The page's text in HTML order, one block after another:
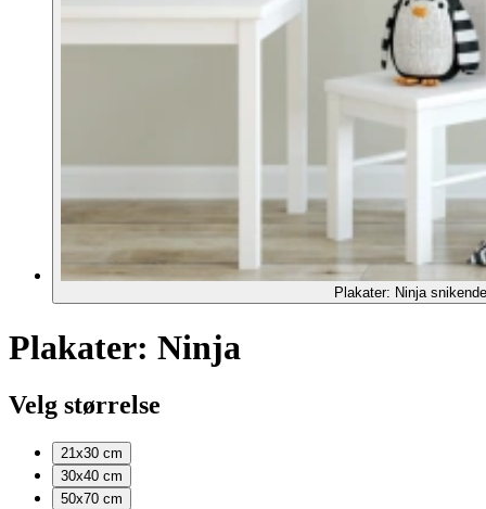
Plakater: Ninja
Plakater: Ninja
Velg størrelse
21x30 cm
30x40 cm
50x70 cm